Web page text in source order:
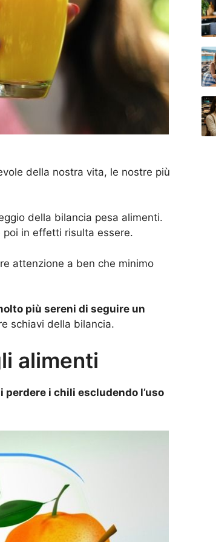
della nostra vita, le nostre più
della bilancia pesa alimenti.
poi in effetti risulta essere.
attenzione a ben che minimo
più sereni di seguire un
schiavi della bilancia.
alimenti
perdere i chili escludendo l’uso